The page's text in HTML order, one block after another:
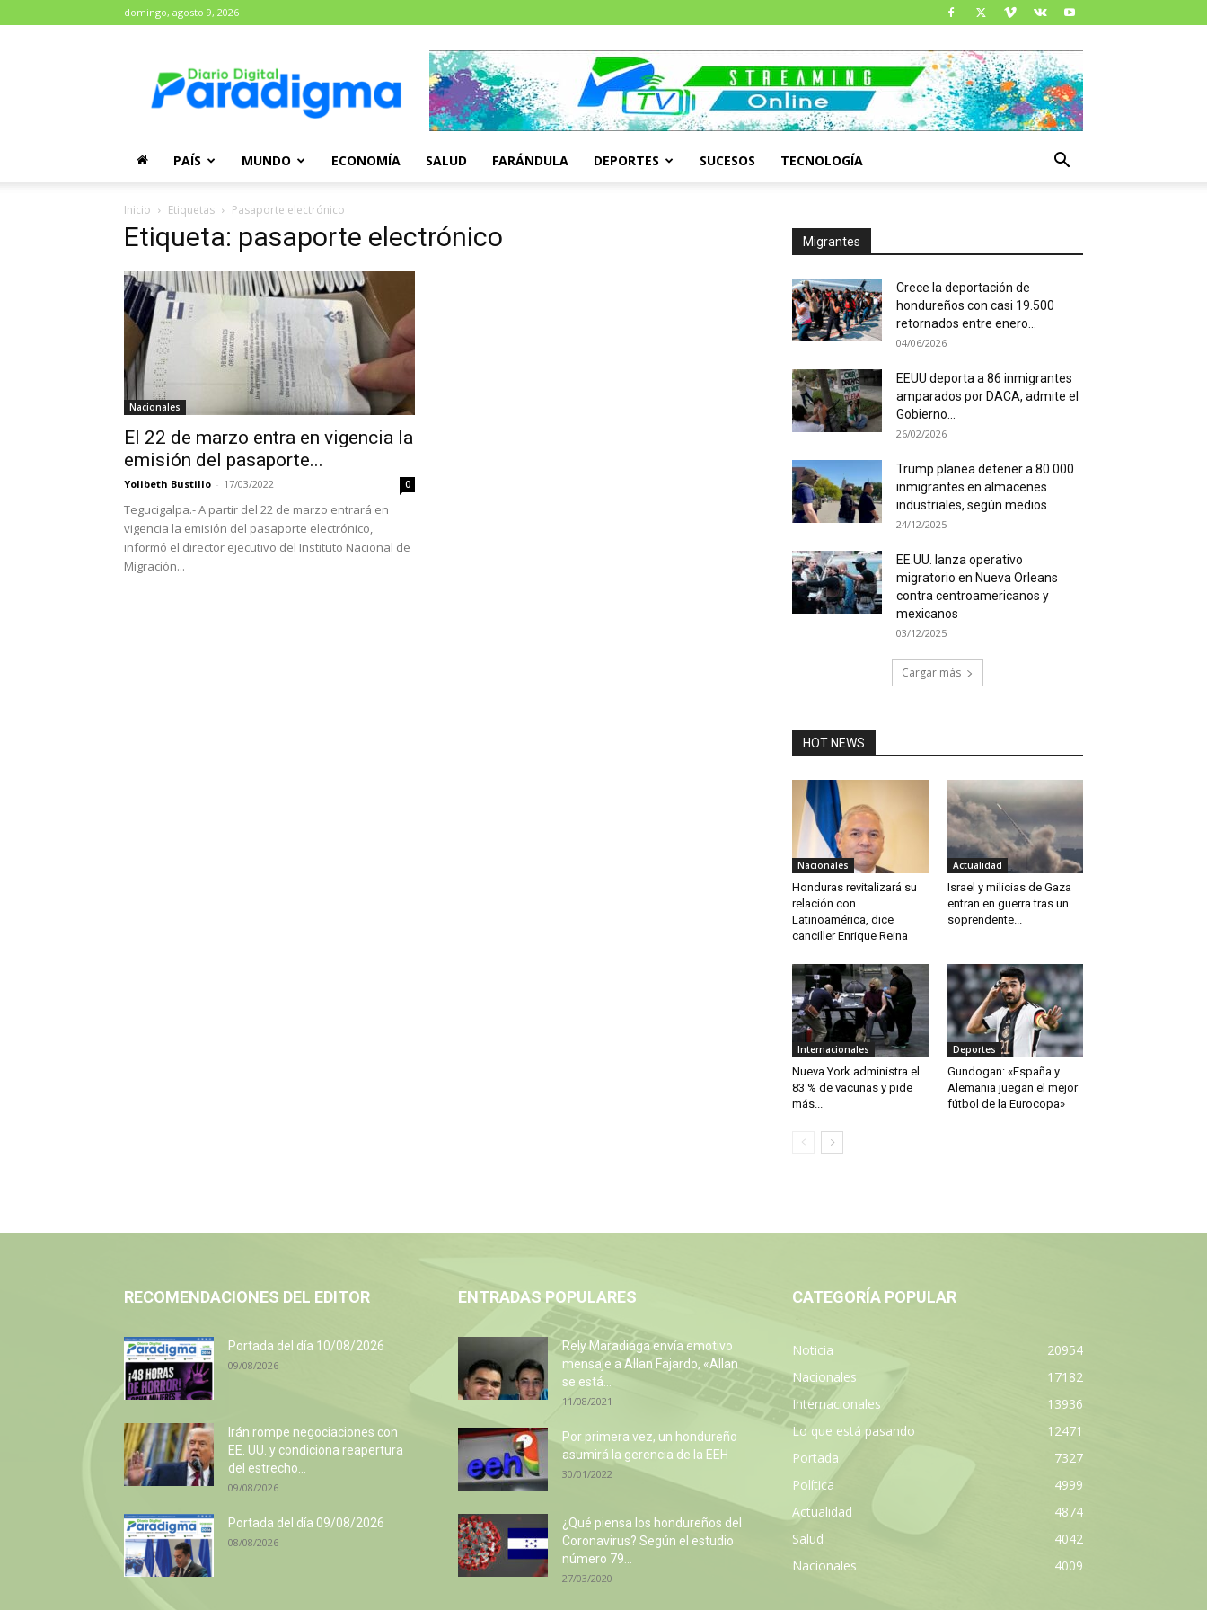
domingo, agosto 9, 2026
Paradigma
PAÍS MUNDO ECONOMÍA SALUD FARÁNDULA DEPORTES SUCESOS TECNOLOGÍA
Inicio Etiquetas Pasaporte electrónico
Etiqueta: pasaporte electrónico
Nacionales
El 22 de marzo entra en vigencia la
emisión del pasaporte...
Yolibeth Bustillo - 17/03/2022 0
Tegucigalpa.- A partir del 22 de marzo entrará en
vigencia la emisión del pasaporte electrónico,
informó el director ejecutivo del Instituto Nacional de
Migración...
Migrantes
Crece la deportación de
hondureños con casi 19.500
retornados entre enero...
04/06/2026
EEUU deporta a 86 inmigrantes
amparados por DACA, admite el
Gobierno...
26/02/2026
Trump planea detener a 80.000
inmigrantes en almacenes
industriales, según medios
24/12/2025
EE.UU. lanza operativo
migratorio en Nueva Orleans
contra centroamericanos y
mexicanos
03/12/2025
Cargar más
HOT NEWS
Nacionales
Honduras revitalizará su
relación con
Latinoamérica, dice
canciller Enrique Reina
Actualidad
Israel y milicias de Gaza
entran en guerra tras un
soprendente...
Internacionales
Nueva York administra el
83 % de vacunas y pide
más...
Deportes
Gundogan: «España y
Alemania juegan el mejor
fútbol de la Eurocopa»
RECOMENDACIONES DEL EDITOR
Portada del día 10/08/2026
09/08/2026
Irán rompe negociaciones con
EE. UU. y condiciona reapertura
del estrecho...
09/08/2026
Portada del día 09/08/2026
08/08/2026
ENTRADAS POPULARES
Rely Maradiaga envía emotivo
mensaje a Allan Fajardo, «Allan
se está...
11/08/2021
Por primera vez, un hondureño
asumirá la gerencia de la EEH
30/01/2022
¿Qué piensa los hondureños del
Coronavirus? Según el estudio
número 79...
27/03/2020
CATEGORÍA POPULAR
Noticia
20954
Nacionales
17182
Internacionales
13936
Lo que está pasando
12471
Portada
7327
Política
4999
Actualidad
4874
Salud
4042
Nacionales
4009